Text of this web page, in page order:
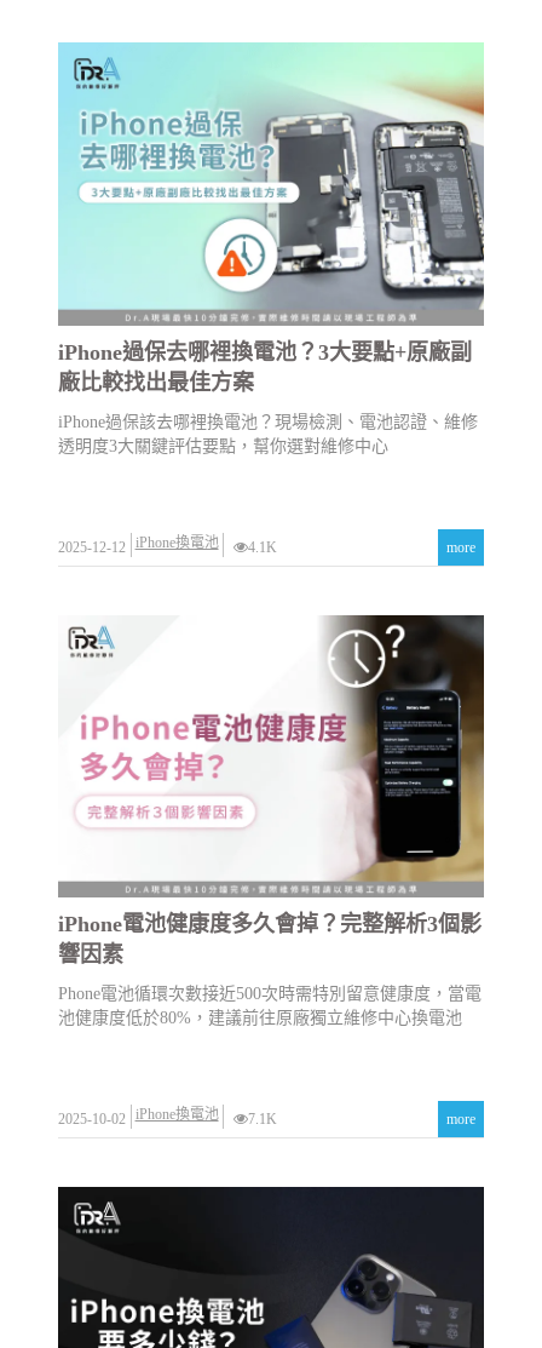
iPhone過保去哪裡換電池？3大要點+原廠副
廠比較找出最佳方案
iPhone過保該去哪裡換電池？現場檢測、電池認證、維修
透明度3大關鍵評估要點，幫你選對維修中心
2025-12-12 iPhone換電池 4.1K more
iPhone電池健康度多久會掉？完整解析3個影
響因素
Phone電池循環次數接近500次時需特別留意健康度，當電
池健康度低於80%，建議前往原廠獨立維修中心換電池
2025-10-02 iPhone換電池 7.1K more